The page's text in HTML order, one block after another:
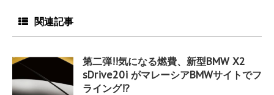
関連記事
第二弾!!気になる燃費、新型BMW X2
sDrive20i がマレーシアBMWサイトでフ
ライング!?